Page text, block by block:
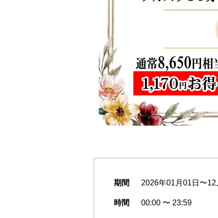
期間 2026年01月01日〜12
時間 00:00 〜 23:59